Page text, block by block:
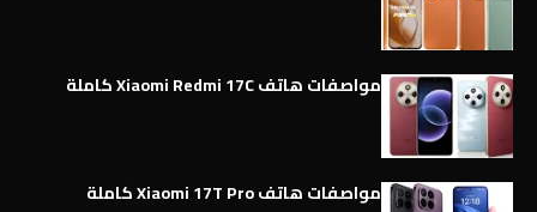
مواصفات هاتف Xiaomi Redmi 17C كاملة
مواصفات هاتف Xiaomi 17T Pro كاملة